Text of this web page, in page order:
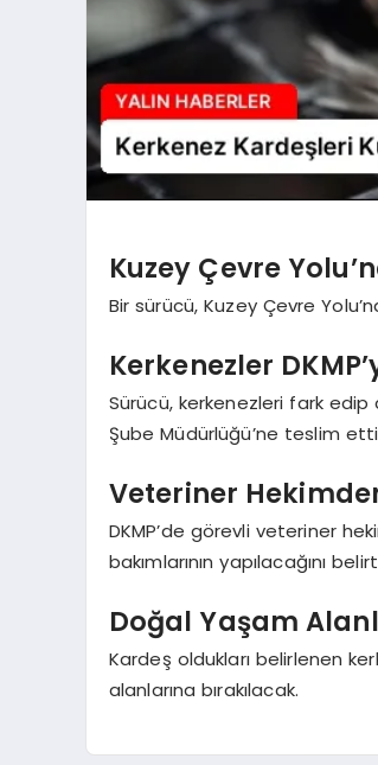
Kuzey Çevre
Bir sürücü, Kuzey Çevre
Kerkenezler
Sürücü, kerkenezleri fark edip
Şube Müdürlüğü’ne teslim
Veteriner
DKMP’de görevli veteriner
bakımlarının yapılacağını
Doğal Yaşam
Kardeş oldukları belirlenen
alanlarına bırakılacak.